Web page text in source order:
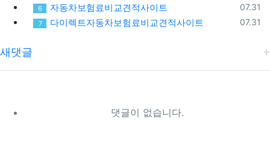
등록일
07.31
6 자동차보험료비교견적사이트
등록일
07.31
7 다이렉트자동차보험료비교견적사이트
새댓글
댓글이 없습니다.